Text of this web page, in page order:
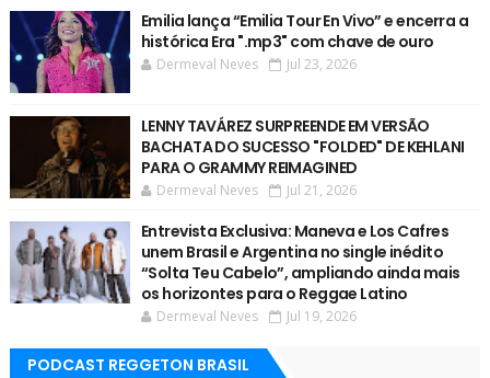
Emilia lança “Emilia Tour En Vivo” e encerra a
histórica Era ".mp3" com chave de ouro
Dermeval Neves Jul 23, 2026
LENNY TAVÁREZ SURPREENDE EM VERSÃO
BACHATA DO SUCESSO "FOLDED" DE KEHLANI
PARA O GRAMMY REIMAGINED
Dermeval Neves Jul 21, 2026
Entrevista Exclusiva: Maneva e Los Cafres
unem Brasil e Argentina no single inédito
“Solta Teu Cabelo”, ampliando ainda mais
os horizontes para o Reggae Latino
Dermeval Neves Jul 19, 2026
PODCAST REGGETON BRASIL